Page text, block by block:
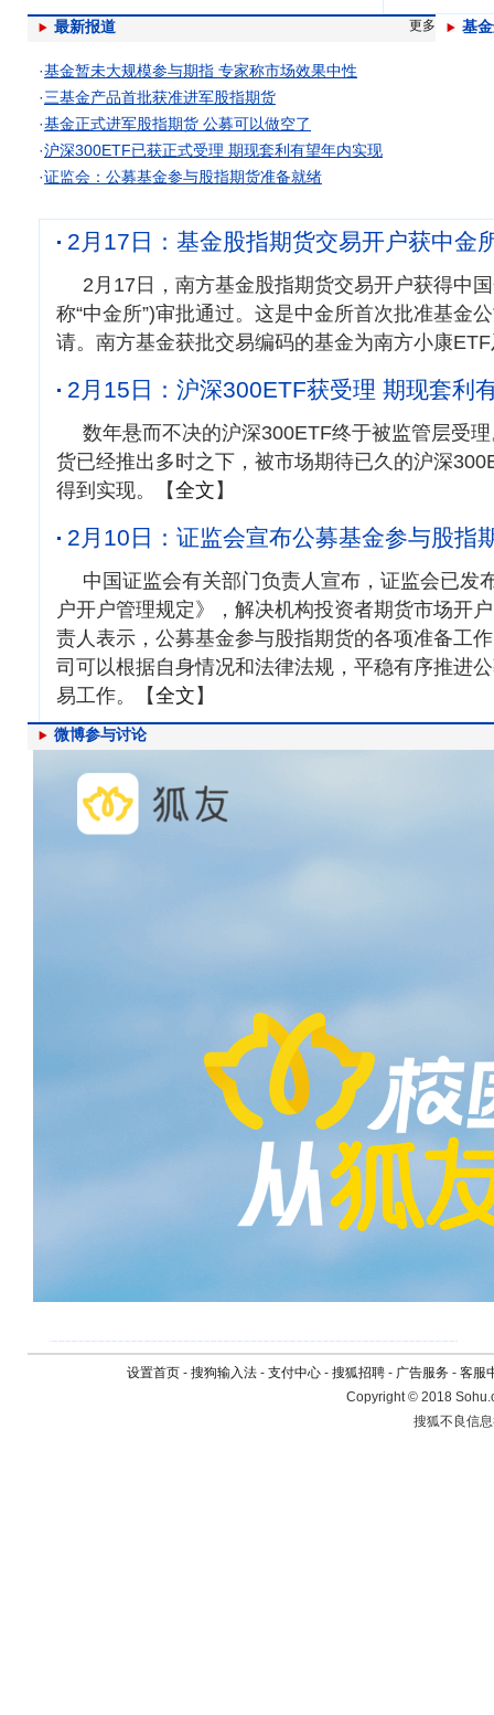
最新报道 更多
·基金暂未大规模参与期指 专家称市场效果中性
·三基金产品首批获准进军股指期货
·基金正式进军股指期货 公募可以做空了
·沪深300ETF已获正式受理 期现套利有望年内实现
·证监会：公募基金参与股指期货准备就绪
基
2月17日：基金股指期货交易开户获中金
2月17日，南方基金股指期货交易开户获得中
称“中金所”)审批通过。这是中金所首次批准基金
请。南方基金获批交易编码的基金为南方小康
2月15日：沪深300ETF获受理 期现套利
数年悬而不决的沪深300ETF终于被监管层受
货已经推出多时之下，被市场期待已久的沪深
得到实现。【全文】
2月10日：证监会宣布公募基金参与股指
中国证监会有关部门负责人宣布，证监会已发
户开户管理规定》，解决机构投资者期货市场开
责人表示，公募基金参与股指期货的各项准备工
司可以根据自身情况和法律法规，平稳有序推进
易工作。【全文】
微博参与讨论
设置首页 - 搜狗输入法 - 支付中心 - 搜狐招聘 - 广告服务 - 客服
Copyright© 2018
搜狐不良信